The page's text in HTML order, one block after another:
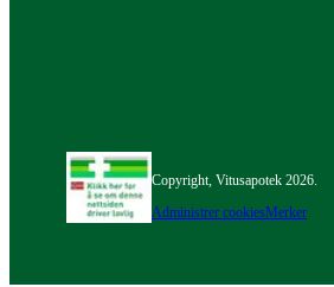
Copyright, Vitusapotek 2026.
Administrer cookiesMerker